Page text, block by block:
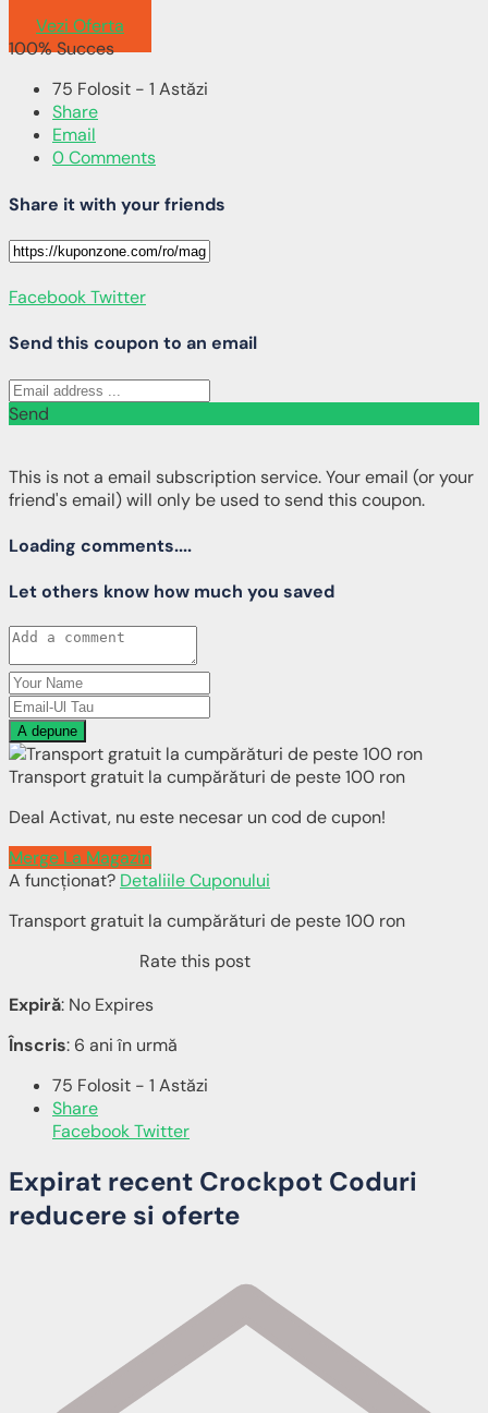
Vezi Oferta
100% Succes
75 Folosit - 1 Astăzi
Share
Email
0 Comments
Share it with your friends
FacebookTwitter
Send this coupon to an email
Send
This is not a email subscription service. Your email (or your
friend's email) will only be used to send this coupon.
Loading comments....
Let others know how much you saved
A depune
Transport gratuit la cumpărături de peste 100 ron
Deal Activat, nu este necesar un cod de cupon!
Merge La Magazin
A funcționat? Detaliile Cuponului
Transport gratuit la cumpărături de peste 100 ron
Rate this post
Expiră: No Expires
Înscris: 6 ani în urmă
75 Folosit - 1 Astăzi
Share
FacebookTwitter
Expirat recent Crockpot Coduri
reducere si oferte